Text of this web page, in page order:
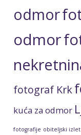
odmor
odmor
fotograf Krk
kuća za odmor
fotografije obiteljski izlet